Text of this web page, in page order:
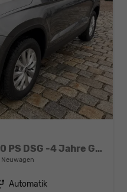
Selection 2,0 TDI 4x4 150 PS DSG -4 Jahre Garantie-Anhängerkupplung-Rückfahrkamera-2x PDC-AppleCarPlay-AndroidAuto-Tempomat-2-Zonen Climatronic-16''Alu
Neuwagen
Getriebe Automatik